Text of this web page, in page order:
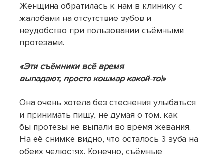
Женщина обратилась к нам в клинику с
жалобами на отсутствие зубов и
неудобство при пользовании съёмными
протезами.
«Эти съёмники всё время
выпадают, просто кошмар какой-то!»
Она очень хотела без стеснения улыбаться
и принимать пищу, не думая о том, как
бы протезы не выпали во время жевания.
На её снимке видно, что осталось 3 зуба на
обеих челюстях. Конечно, съёмные